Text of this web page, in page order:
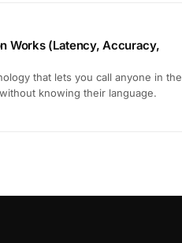
Works (Latency, Accuracy,
that lets you call anyone in the
knowing their language.